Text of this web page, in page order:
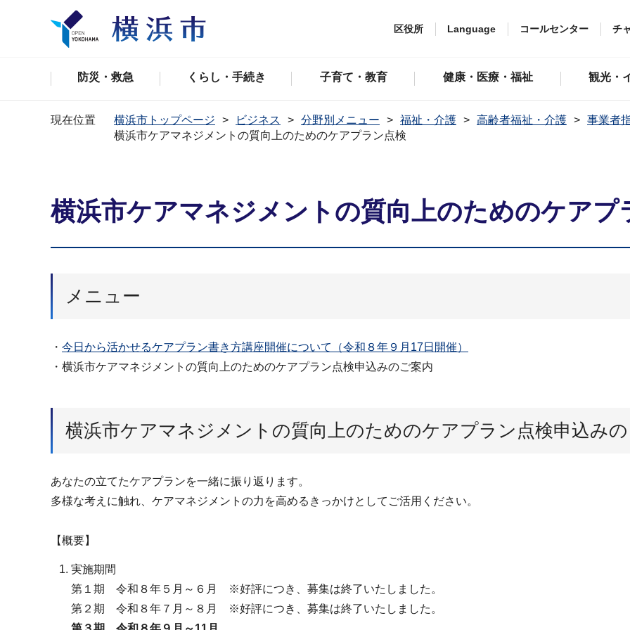
区役所 Language コールセンター チ
防災・救急 くらし・手続き 子育て・教育 健康・医療・福祉 観光・
現在位置 横浜市トップページ ビジネス 分野別メニュー 福祉・介護 高齢者福祉・介護
事業者
横浜市ケアマネジメントの質向上のためのケアプラン点検
横浜市ケアマネジメントの質向上のためのケアプ
メニュー
・ 今日から活かせるケアプラン書き方講座開催について（令和８年９月17日開催）
・横浜市ケアマネジメントの質向上のためのケアプラン点検申込みのご案内
横浜市ケアマネジメントの質向上のためのケアプラン点検申込み
あなたの立てたケアプランを一緒に振り返ります。
多様な考えに触れ、ケアマネジメントの力を高めるきっかけとしてご活用ください。
【概要】
実施期間
第１期 令和８年５月～６月 ※好評につき、募集は終了いたしました。
第２期 令和８年７月～８月 ※好評につき、募集は終了いたしました。